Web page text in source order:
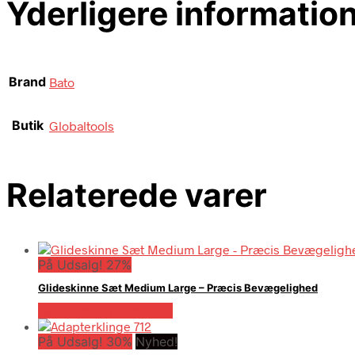
Yderligere
Brand Bato
Butik Globaltools
Relaterede varer
På Udsalg! 27%
Glideskinne Sæt Medium Large – Præcis Bevægelighed
På Udsalg! 30% Nyhed!